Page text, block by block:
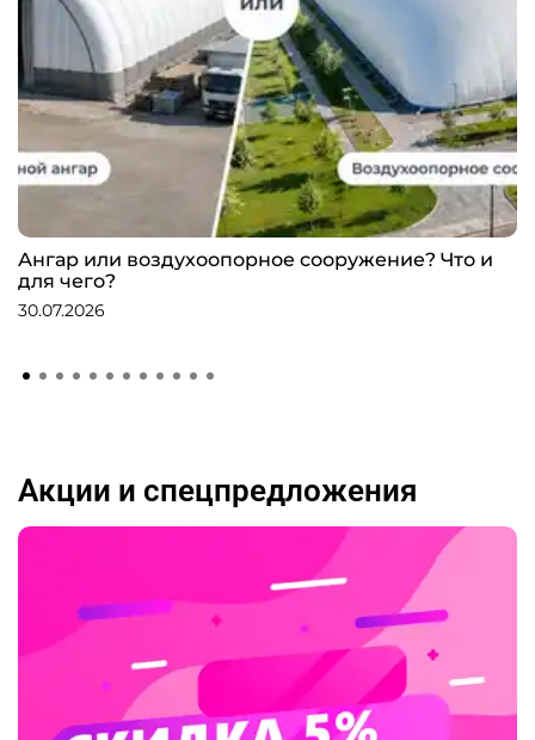
Ангар или воздухоопорное сооружение? Что и
для чего?
30.07.2026
Акции и спецпредложения